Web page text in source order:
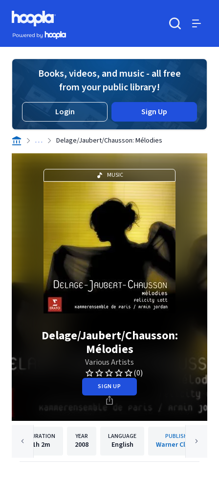
Skip to main content
Hoopla logo
Powered by Hoopla
Books, videos, and music - all free
from your public library!
Login Sign Up
. . . Delage/Jaubert/Chausson: Mélodies
MUSIC
Delage/Jaubert/Chausson:
Mélodies
Various Artists
(0)
SIGN UP
DURATION
1h 2m
YEAR
2008
LANGUAGE
English
PUBLISHER
Warner Classics